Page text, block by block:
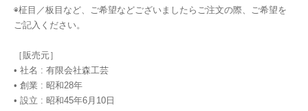
◉柾目／板目など、ご希望などございましたらご注文の際、ご希望を
ご記入ください。
［販売元］
• 社名 : 有限会社森工芸
• 創業 : 昭和28年
• 設立 : 昭和45年6月10日